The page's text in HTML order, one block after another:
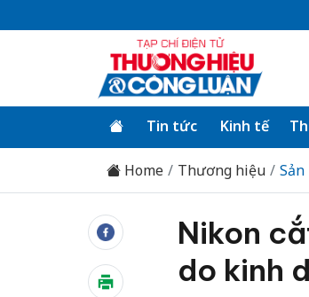
Tin tức Kinh tế
Home Thương hiệu
Nikon
do kinh